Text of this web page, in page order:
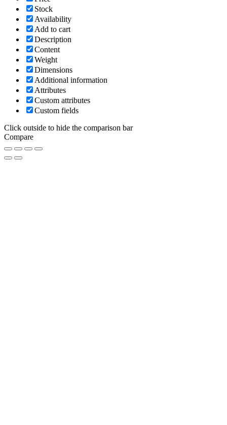
Stock
Availability
Add to cart
Description
Content
Weight
Dimensions
Additional information
Attributes
Custom attributes
Custom fields
Click outside to hide the comparison bar
Compare